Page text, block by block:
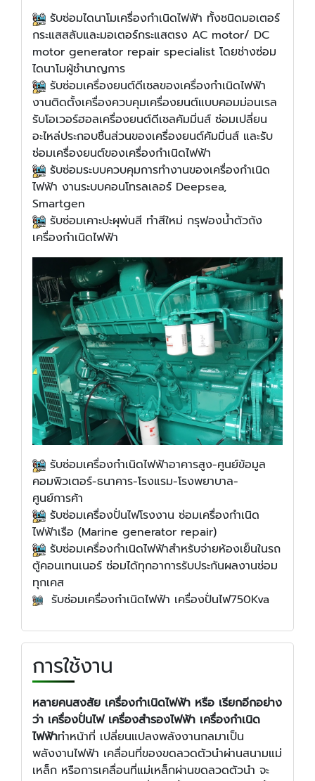
รับ​ซ่อมไดนาโมเครื่องกำเนิดไฟฟ้า ทั้งชนิดมอเตอร์
กระแสสลับและมอเตอร์กระแสตรง AC motor/ DC
motor generator repair specialist โดยช่างซ่อม
ไดนาโมผู้ชำนาญการ
​รับ​ซ่อมเครื่องยนต์ดีเซลของเครื่องกำเนิดไฟฟ้า
งานติดตั้งเครื่องควบคุมเครื่องยนต์แบบคอมม่อนเรล
รับโอเวอร์ฮอลเครื่องยนต์ดีเซลคัมมิ่นส์ ซ่อมเปลี่ยน
อะไหล่ประกอบชิ้นส่วนของเครื่องยนต์คัมมิ่นส์ และรับ
ซ่อมเครื่องยนต์ของเครื่องกำเนิดไฟฟ้า
​รับ​ซ่อมระบบควบคุมการทำงานของเครื่องกำเนิด
ไฟฟ้า งานระบบคอนโทรลเลอร์ Deepsea,
Smartgen
​รับ​ซ่อมเคาะปะผุพ่นสี ทำสีใหม่ กรุฟองน้ำตัวถัง
เครื่องกำเนิดไฟฟ้า
​รับซ่อมเครื่องกำเนิดไฟฟ้าอาคารสูง-ศูนย์ข้อมูล
คอมพิวเตอร์-ธนาคาร-โรงแรม-โรงพยาบาล-
ศูนย์การค้า
​​รับซ่อมเครื่องปั่นไฟโรงงาน ซ่อมเครื่องกำเนิด
ไฟฟ้าเรือ (Marine generator repair)
​​รับ​ซ่อมเครื่องกำเนิดไฟฟ้าสำหรับจ่ายห้องเย็นในรถ
ตู้คอนเทนเนอร์ ซ่อมได้ทุกอาการรับประกันผลงานซ่อม
ทุกเคส
​​​​ รับซ่อมเครื่องกำเนิดไฟฟ้า เครื่องปั่นไฟ750Kva
การใช้งาน
หลายคนสงสัย เครื่องกำเนิดไฟฟ้า หรือ เรียกอีกอย่าง
ว่า เครื่องปั่นไฟ เครื่องสำรองไฟฟ้า เครื่องกำเนิด
ไฟฟ้าทำหน้าที่ เปลี่ยนแปลงพลังงานกลมาเป็น
พลังงานไฟฟ้า เคลื่อนที่ของขดลวดตัวนำผ่านสนามแม่
เหล็ก หรือการเคลื่อนที่แม่เหล็กผ่านขดลวดตัวนำ จะ